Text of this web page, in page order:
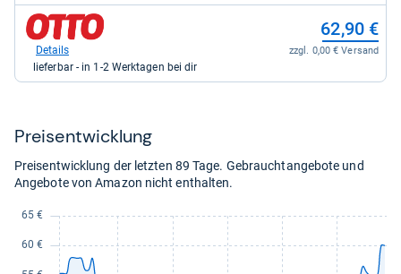
60,05
kaufen.
zum
Shop:
OTTO
62,90 €
zzgl. 0,00 € Versand
Details
lieferbar - in 1-2 Werktagen bei dir
Preis­ent­wick­lung
Preisentwicklung der letzten 89 Tage. Gebrauchtangebote und
Angebote von Amazon nicht enthalten.